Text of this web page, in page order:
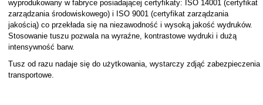
wyprodukowany w fabryce posiadającej certyfikaty: ISO 14001 (certyfikat
zarządzania środowiskowego) i ISO 9001 (certyfikat zarządzania
jakością) co przekłada się na niezawodność i wysoką jakość wydruków.
Stosowanie tuszu pozwala na wyraźne, kontrastowe wydruki i dużą
intensywność barw.
Tusz od razu nadaje się do użytkowania, wystarczy zdjąć zabezpieczenia
transportowe.